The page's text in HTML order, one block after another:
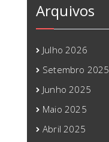
Arquivos
Julho 2026
Setembro 2025
Junho 2025
Maio 2025
Abril 2025